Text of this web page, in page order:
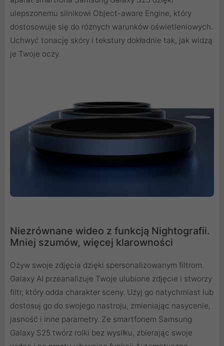
ulepszonemu silnikowi Object-aware Engine, który
dostosowuje się do różnych warunków oświetleniowych.
Uchwyć tonację skóry i tekstury dokładnie tak, jak widzą
je Twoje oczy.
Niezrównane wideo z funkcją Nightografii.
Mniej szumów, więcej klarowności
Ożyw swoje zdjęcia dzięki spersonalizowanym filtrom.
Galaxy AI przeanalizuje Twoje ulubione zdjęcie i stworzy
filtr, który odda charakter sceny. Użyj go natychmiast lub
dostosuj go do swojego nastroju, zmieniając nasycenie,
jasność i inne parametry. Ze smartfonem Samsung
Galaxy S25 twórz rolki bez wysiłku, zbierając swoje